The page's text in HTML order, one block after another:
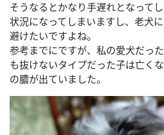
そうなるとかなり手遅れとなって
状況になってしまいますし、老犬
避けたいですよね。
参考までにですが、私の愛犬だっ
も抜けないタイプだった子は亡く
の膿が出ていました。